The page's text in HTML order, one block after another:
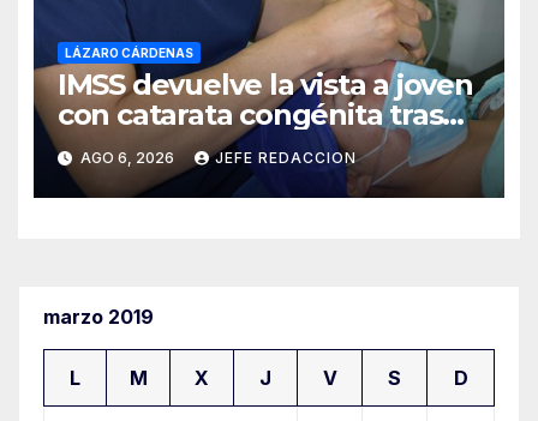
LÁZARO CÁRDENAS
IMSS devuelve la vista a joven
con catarata congénita tras
23 años de limitación visual
AGO 6, 2026 JEFE REDACCION
marzo 2019
L M X J V S D